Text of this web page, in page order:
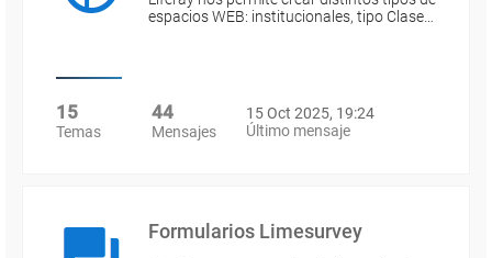
espacios WEB: institucionales, tipo Clase…
15
Temas
44
Mensajes
15 Oct 2025, 19:24
Último mensaje
Formularios Limesurvey